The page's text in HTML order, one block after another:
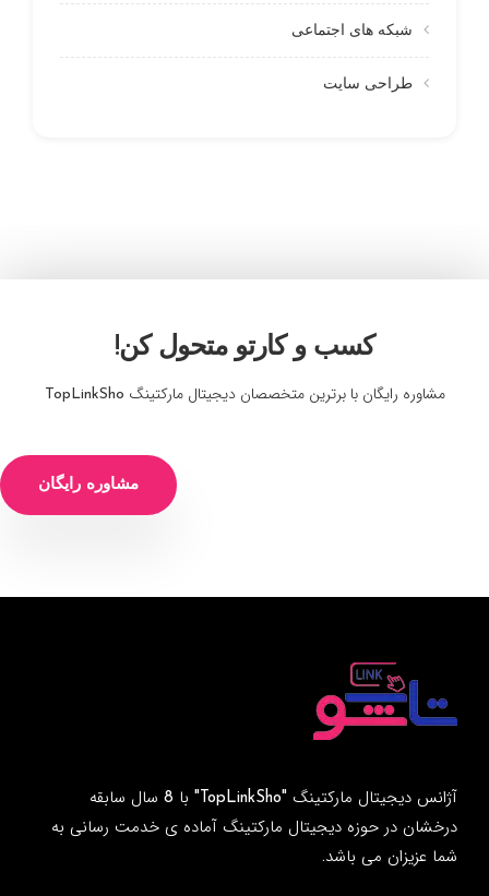
شبکه های اجتماعی
طراحی سایت
کسب و کارتو متحول کن!
مشاوره رایگان با برترین متخصصان دیجیتال مارکتینگ TopLinkSho
مشاوره رایگان
آژانس دیجیتال مارکتینگ "TopLinkSho" با 8 سال سابقه
درخشان در حوزه دیجیتال مارکتینگ آماده ی خدمت رسانی به
شما عزیزان می باشد.